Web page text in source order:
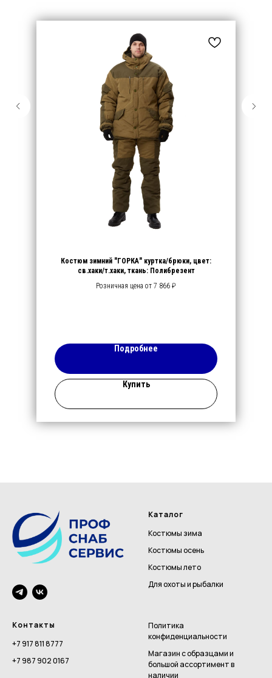
Костюм зимний "ГОРКА" куртка/брюки, цвет:
св.хаки/т.хаки, ткань: Полибрезент
Розничная цена от 7 866 ₽
Подробнее
Купить
Каталог
Костюмы зима
Костюмы осень
Костюмы лето
Для охоты и рыбалки
Контакты
+7 917 811 8777
+7 987 902 0167
Политика
конфиденциальности
Магазин с образцами и
большой ассортимент в
наличии